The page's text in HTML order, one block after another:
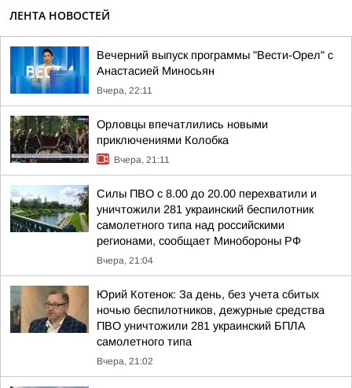
ЛЕНТА НОВОСТЕЙ
Вечерний выпуск программы "Вести-Орел" с
Анастасией Миносьян
Вчера, 22:11
Орловцы впечатлились новыми
приключениями Колобка
Вчера, 21:11
Силы ПВО с 8.00 до 20.00 перехватили и
уничтожили 281 украинский беспилотник
самолетного типа над российскими
регионами, сообщает Минобороны РФ
Вчера, 21:04
Юрий Котенок: За день, без учета сбитых
ночью беспилотников, дежурные средства
ПВО уничтожили 281 украинский БПЛА
самолетного типа
Вчера, 21:02